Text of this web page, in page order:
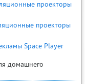
проекторы
проекторы
Space Player
домашнего